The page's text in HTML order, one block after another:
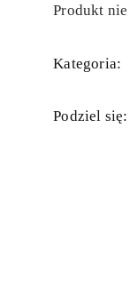
Produkt
Kategoria:
Podziel się: